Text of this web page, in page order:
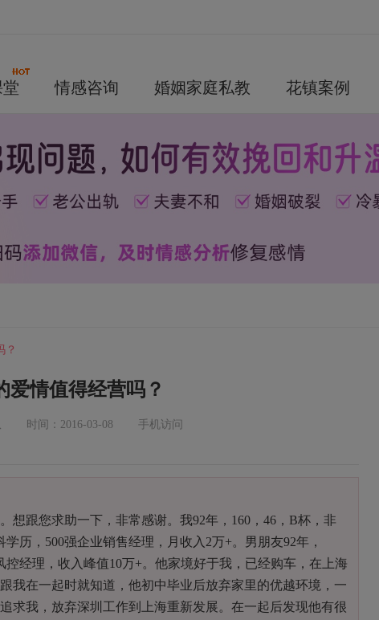
情感咨询 婚姻家庭私教 花镇案例
？
爱情值得经营吗？
时间：2016-03-08 手机访问
想跟您求助一下，非常感谢。我92年，160，46，B杯，非
历，500强企业销售经理，月收入2万+。男朋友92年，
经理，收入峰值10万+。他家境好于我，已经购车，在上海
我在一起时就知道，他初中毕业后放弃家里的优越环境，一
求我，放弃深圳工作到上海重新发展。在一起后发现他有很